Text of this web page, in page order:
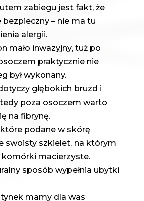
zabiegu jest fakt, że
bezpieczny – nie ma tu
alergii.
mało inwazyjny, tuż po
praktycznie nie
był wykonany.
głębokich bruzd i
poza osoczem warto
na fibrynę.
podane w skórę
swoisty szkielet, na którym
komórki macierzyste.
sposób wypełnia ubytki
mamy dla was